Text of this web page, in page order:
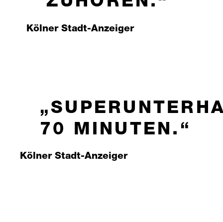
Kölner Stadt-Anzeiger
70 MINUTEN.
Kölner Stadt-Anzeiger